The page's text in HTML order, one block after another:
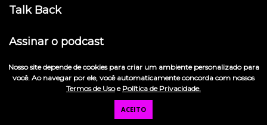
Talk Back
Assinar o podcast
Museus
Instituto Tomie Ohtake
Nosso site depende de cookies para criar um ambiente personalizado para
você. Ao navegar por ele, você automaticamente concorda com nossos
Termos de Usoe Política de Privacidade.
ACEITO